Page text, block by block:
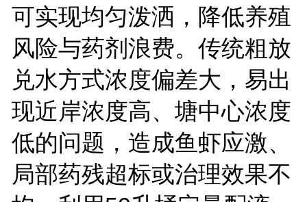
可实现均匀泼洒，降低养殖
风险与药剂浪费。传统粗放
兑水方式浓度偏差大，易出
现近岸浓度高、塘中心浓度
低的问题，造成鱼虾应激、
局部药残超标或治理效果不